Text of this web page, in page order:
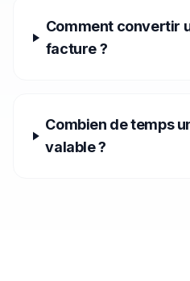
Comment convertir
facture ?
Combien de temps
valable ?